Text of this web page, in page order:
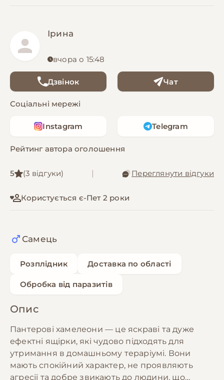
Ірина
вчора о 15:48
Дзвінок Чат
Соціальні мережі
Instagram Telegram
Рейтинг автора оголошення
5 (3 відгуки) Переглянути відгуки
Користується є-Пет 2 роки
Самець
Розплідник Доставка по області
Обробка від паразитів
Опис
Пантерові хамелеони — це яскраві та дуже
ефектні ящірки, які чудово підходять для
утримання в домашньому тераріумі. Вони
мають спокійний характер, не проявляють
агресії та добре звикають до людини, що